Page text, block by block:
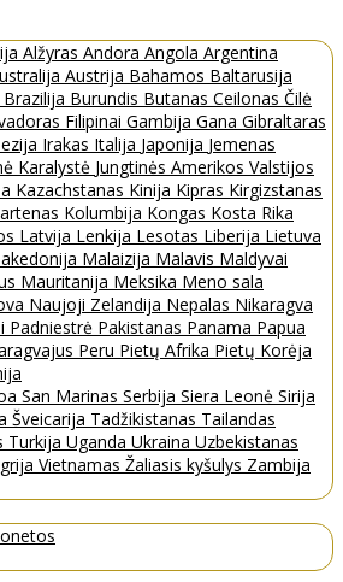
Alžyras Andora Angola Argentina
Austrija Bahamos Baltarusija
Brazilija Burundis Butanas Ceilonas Čilė
Filipinai Gambija Gana Gibraltaras
Irakas Italija Japonija Jemenas
Karalystė Jungtinės Amerikos Valstijos
Kazachstanas Kinija Kipras Kirgizstanas
Kolumbija Kongas Kosta Rika
Latvija Lenkija Lesotas Liberija Lietuva
Malaizija Malavis Maldyvai
Mauritanija Meksika Meno sala
Naujoji Zelandija Nepalas Nikaragva
Padniestrė Pakistanas Panama Papua
Peru Pietų Afrika Pietų Korėja
San Marinas Serbija Siera Leonė Sirija
Šveicarija Tadžikistanas Tailandas
Turkija Uganda Ukraina Uzbekistanas
Vietnamas Žaliasis kyšulys Zambija